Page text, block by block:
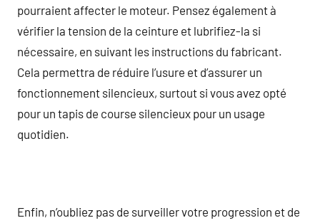
pourraient affecter le moteur. Pensez également à
vérifier la tension de la ceinture et lubrifiez-la si
nécessaire, en suivant les instructions du fabricant.
Cela permettra de réduire l’usure et d’assurer un
fonctionnement silencieux, surtout si vous avez opté
pour un tapis de course silencieux pour un usage
quotidien.
Enfin, n’oubliez pas de surveiller votre progression et de